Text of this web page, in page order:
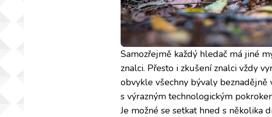
Samozřejmě každý hledač má jiné
znalci. Přesto i zkušení znalci vždy
obvykle všechny bývaly beznadějně
s výrazným technologickým
Je možné se setkat hned s několika